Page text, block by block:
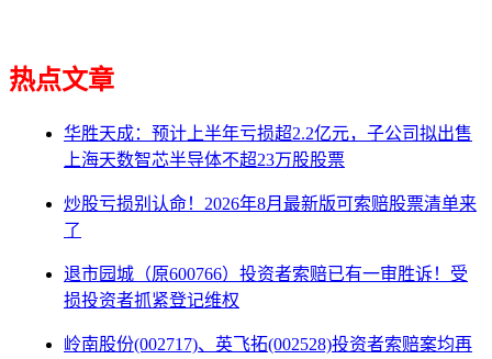
热点文章
华胜天成：预计上半年亏损超2.2亿元，子公司拟出售
上海天数智芯半导体不超23万股股票
炒股亏损别认命！2026年8月最新版可索赔股票清单来
了
退市园城（原600766）投资者索赔已有一审胜诉！受
损投资者抓紧登记维权
岭南股份(002717)、英飞拓(002528)投资者索赔案均再